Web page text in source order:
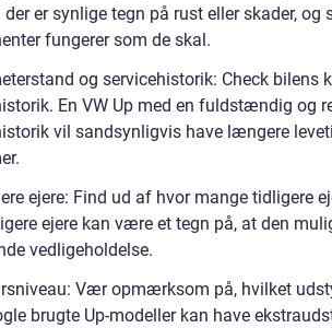
er synlige tegn på rust eller skader,
fungerer som de skal.
og servicehistorik: Check bilens
En VW Up med en fuldstændig og
vil sandsynligvis have længere
ejere: Find ud af hvor mange tidligere
ejere kan være et tegn på, at den
vedligeholdelse.
Vær opmærksom på, hvilket
brugte Up-modeller kan have